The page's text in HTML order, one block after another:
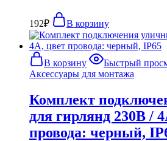
192₽ В корзину
В корзину Быстрый
Аксессуары для монтажа
Комплект
для гирлянд 230В /
провода: черный,